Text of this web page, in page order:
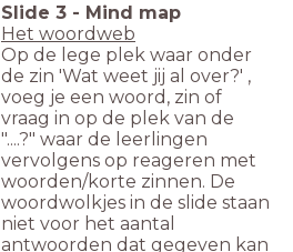
Slide 3 - Mind map
Het woordweb
Op de lege plek waar onder
de zin 'Wat weet jij al over?' ,
voeg je een woord, zin of
vraag in op de plek van de
"....?" waar de leerlingen
vervolgens op reageren met
woorden/korte zinnen. De
woordwolkjes in de slide staan
niet voor het aantal
antwoorden dat gegeven kan